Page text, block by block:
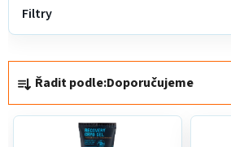
a
z
Řadit podle:Doporučujeme
Filtry
p
p
r